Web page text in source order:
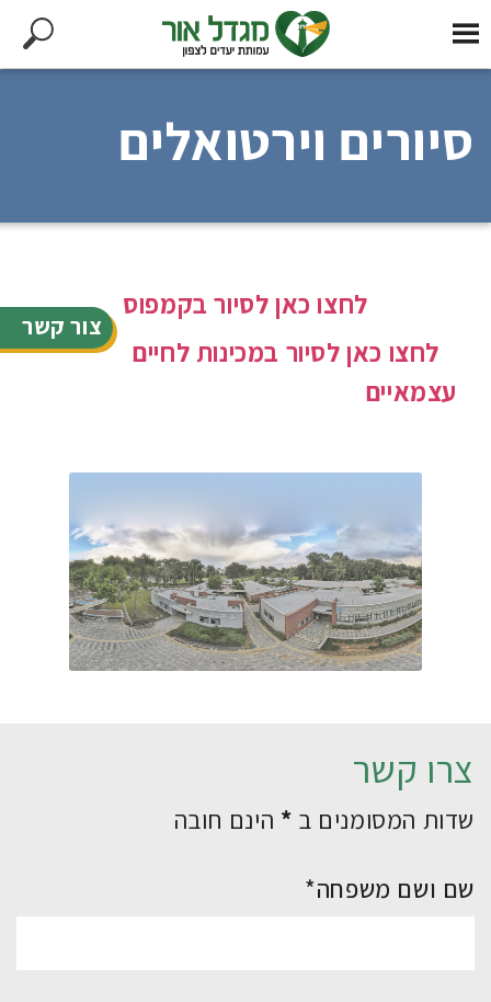
צור קשר
סיורים וירטואלים
לחצו כאן לסיור בקמפוס
לחצו כאן לסיור במכינות לחיים
עצמאיים
צרו קשר
שדות המסומנים ב * הינם חובה
שם ושם משפחה*